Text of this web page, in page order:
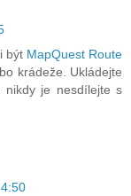
být MapQuest Route
krádeže. Ukládejte
nikdy je nesdílejte s